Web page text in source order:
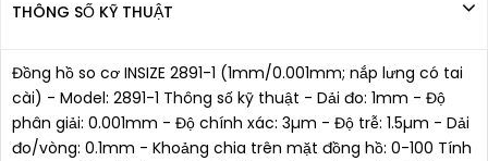
THÔNG SỐ KỸ THUẬT
Đồng hồ so cơ INSIZE 2891-1 (1mm/0.001mm; nắp lưng có tai
cài) - Model: 2891-1 Thông số kỹ thuật - Dải đo: 1mm - Độ
phân giải: 0.001mm - Độ chính xác: 3µm - Độ trễ: 1.5µm - Dải
đo/vòng: 0.1mm - Khoảng chia trên mặt đồng hồ: 0-100 Tính